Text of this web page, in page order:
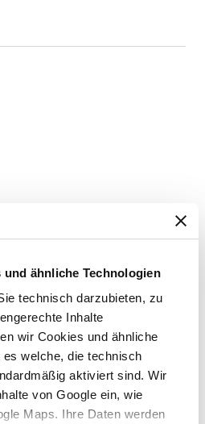
ähnliche Technologien
technisch darzubieten, zu
Inhalte
wir Cookies und ähnliche
es welche, die technisch
aktiviert sind. Wir
von Google ein, wie
Maps. Ihre Daten werden
Netzwerk (Anmerkung)